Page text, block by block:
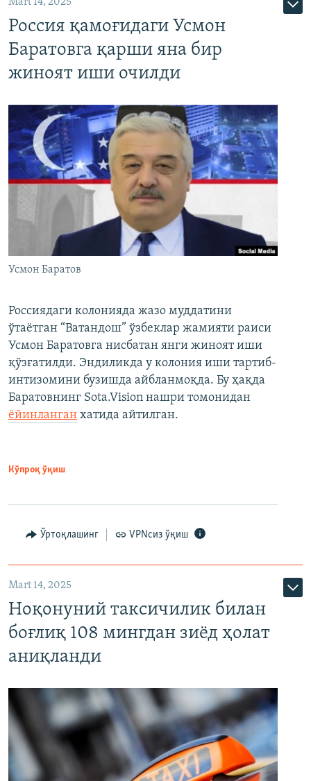
Россия қамоғидаги Усмон
Баратовга қарши яна бир
жиноят иши очилди
Усмон Баратов
Россиядаги колонияда жазо муддатини
ўтаётган “Ватандош” ўзбеклар жамияти раиси
Усмон Баратовга нисбатан янги жиноят иши
қўзғатилди. Эндиликда у колония иши тартиб-
интизомини бузишда айбланмоқда. Бу ҳақда
Баратовнинг Sota.Vision нашри томонидан
ёйинланган хатида айтилган.
Кўпроқ ўқиш
Ўртоқлашинг VPNсиз ўқиш
Mart 14, 2025
Ноқонуний таксичилик билан
боғлиқ 108 мингдан зиёд ҳолат
аниқланди